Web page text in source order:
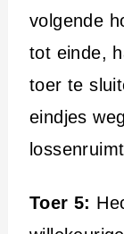
volgende
tot einde,
toer te
eindjes
Toer 5: